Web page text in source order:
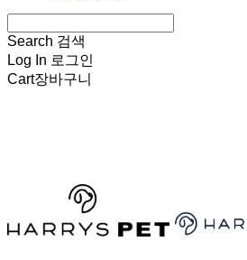
Search 검색
Log In 로그인
Cart장바구니